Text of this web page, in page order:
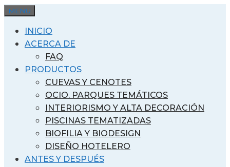
Saltar
contenido
MENU
INICIO
ACERCA DE
FAQ
PRODUCTOS
CUEVAS Y CENOTES
OCIO. PARQUES TEMÁTICOS
INTERIORISMO Y ALTA DECORACIÓN
PISCINAS TEMATIZADAS
BIOFILIA Y BIODESIGN
DISEÑO HOTELERO
ANTES Y DESPUÉS